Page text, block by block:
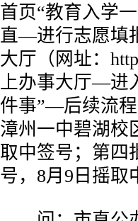
首页“教育入学
直—进行志愿填
大厅（网址：
上办事大厅—进
件事”—后续流
漳州一中碧湖校
取中签号；第四
号，8月9日摇取